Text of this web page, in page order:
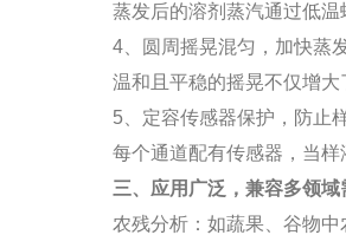
蒸发后的溶剂蒸汽通过低温
4、圆周摇晃混匀，加快蒸
温和且平稳的摇晃不仅增
5、定容传感器保护，防止
每个通道配有传感器，当
三、应用广泛，兼容多领域
农残分析：如蔬果、谷物中